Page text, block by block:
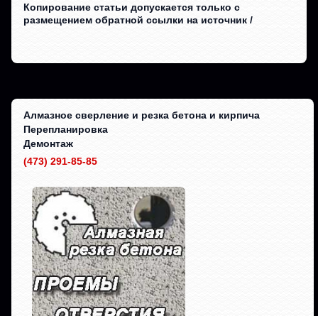
Копирование статьи допускается только с
размещением обратной ссылки на источник /
Алмазное сверление и резка бетона и кирпича
Перепланировка
Демонтаж
(473) 291-85-85